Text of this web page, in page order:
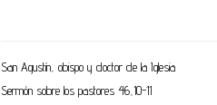
San Agustín, obispo y doctor de la Iglesia
Sermón sobre los pastores 46,10-11